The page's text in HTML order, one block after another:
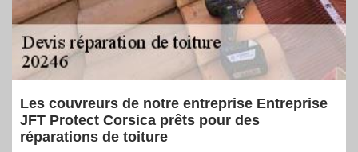
Les couvreurs de notre entreprise Entreprise
JFT Protect Corsica prêts pour des
réparations de toiture